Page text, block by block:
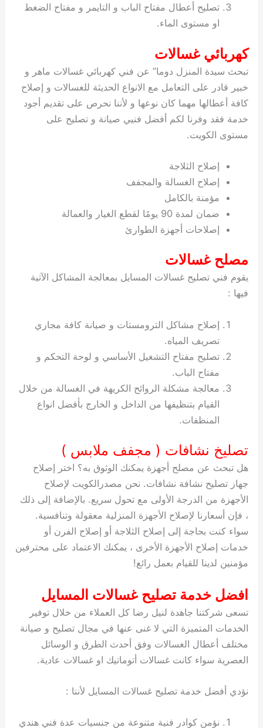
تصليح أعطال مفتاح الباب و التايمر و مفتاح الضغط
او مستوى الماء.
كهربائي غسالات
تبحث سيدة المنزل دوما” عن فني كهربائي غسالات ماهر و
خبير قادر على التعامل مع الانواع الحديثة للغسالات و إصلاح
كافة أعطالها مهما كان نوعها و لأننا نحرص على تقديم أجود
خدمة فقد وفرنا لكم أفضل فنيي صيانة و تصليح على
مستوى الكويت.
إصلاح الثلاجة
إصلاح الغسالة والمجفف
مؤمنة بالكامل
ضمان لمدة 90 يومًا لقطع الغيار والعمالة
إصلاحات أجهزة الطوارئ
مصلح غسالات
يقوم فني تصليح غسالات المسايل بمعالجة المشاكل الآتية
فيها :
إصلاح مشاكل الترومستات و صيانة كافة مجاري
تصريف المياه.
تصليح مفتاح التشغيل الأساسي و لوحة التحكم و
مفتاح الباب.
معالجة مشكلة الروائح الكريهة في الغسالة من خلال
القيام بتنظيفها من الداخل و الخارج بأفضل انواع
المنظفات.
تصليخ نشافات ( مجفف ملابس )
هل تبحث عن مصلح أجهزة يمكنك الوثوق به؟ اختر إصلاح
جهاز تصليح نشافة نشافات. نحن مصدرالكويت لإصلاح
الأجهزة من الدرجة الأولى مع تحول سريع. بالإضافة إلى ذلك
، فإن أسعارنا لإصلاح الأجهزة المنزلية معقولة وتنافسية.
سواء كنت بحاجة إلى إصلاح الثلاجة أو إصلاح الفرن أو
خدمات إصلاح الأجهزة الأخرى ، يمكنك الاعتماد على محترفين
مؤمنين لدينا للقيام بعمل رائع!
افضل خدمة تصليح غسالات المسايل
تسعى شركتنا جاهدة لنيل رضا كل العملاء من خلال توفير
الخدمات المتميزة التي لا غنى عنها في مجال تصليح و صيانة
مختلف أعطال الغسالات وفق أحدث الطرق و الوسائل
العصرية سواء كانت غسالات أتوماتيك او غسالات عادية.
نؤدي أفضل خدمة تصليح غسالات المسايل لأننا :
نؤمن كوادر فنية متنوعة من جنسيات عدة فني هندي